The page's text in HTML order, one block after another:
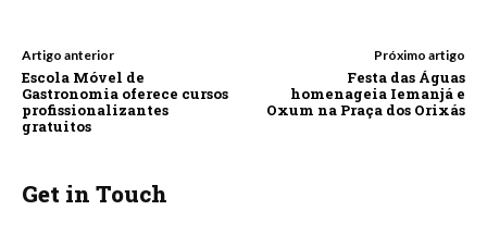
Artigo anterior
Escola Móvel de
Gastronomia oferece cursos
profissionalizantes
gratuitos
Próximo artigo
Festa das Águas
homenageia Iemanjá e
Oxum na Praça dos Orixás
Get in Touch